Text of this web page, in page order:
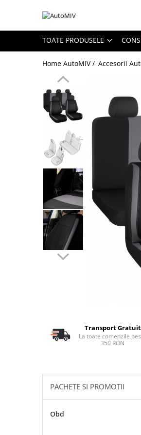
Toate Produsele
Oferta Saptamanii
Bloc Lumini
Butoane Reglare Oglinzi
Seturi Butoane
Butoane Blocare/Deblocare
Buton Frana
Buton Clapeta Rezervor
Buton Portbagaj
Alte Butoane/Comutatoare
Butoane Semnalizare
Schimbatoare Viteze
Accesorii Auto
Accesorii Auto Exterior
Tavite Portbagaj Dedicate
Covorase Auto/ Presuri Auto
Seturi Interior
Accesorii Siguranta Auto
TOATE PRODUSELE
Home AutoMIV / Accesorii
Transport Gratuit
La toate comenzile
350 RON
PACHETE SI PROMOTII
Obd